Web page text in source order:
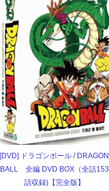
[DVD] ドラゴンボール / DRAGON
BALL 全編 DVD BOX（全話153
話収録)【完全版】